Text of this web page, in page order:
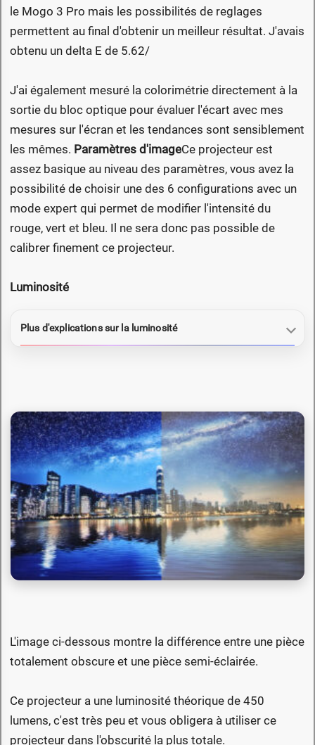
le Mogo 3 Pro mais les possibilités de reglages
permettent au final d'obtenir un meilleur résultat. J'avais
obtenu un delta E de 5.62/
J'ai également mesuré la colorimétrie directement à la
sortie du bloc optique pour évaluer l'écart avec mes
mesures sur l'écran et les tendances sont sensiblement
les mêmes. Paramètres d'imageCe projecteur est
assez basique au niveau des paramètres, vous avez la
possibilité de choisir une des 6 configurations avec un
mode expert qui permet de modifier l'intensité du
rouge, vert et bleu. Il ne sera donc pas possible de
calibrer finement ce projecteur.
Luminosité
Plus d'explications sur la luminosité
L'image ci-dessous montre la différence entre une pièce
totalement obscure et une pièce semi-éclairée.
Ce projecteur a une luminosité théorique de 450
lumens, c'est très peu et vous obligera à utiliser ce
projecteur dans l'obscurité la plus totale.